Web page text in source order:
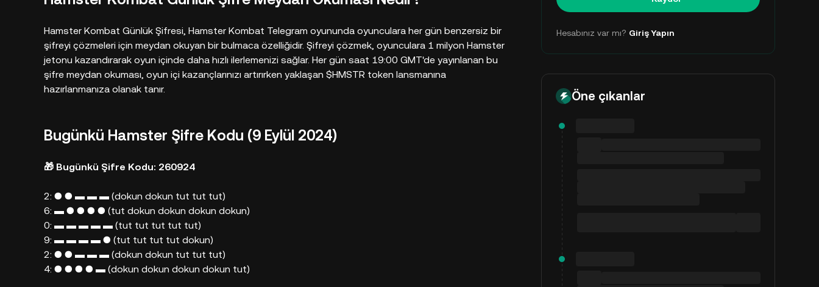
Hamster Kombat Günlük Şifresi, Hamster Kombat Telegram oyununda oyunculara her gün benzersiz bir
şifreyi çözmeleri için meydan okuyan bir bulmaca özelliğidir. Şifreyi çözmek, oyunculara 1 milyon Hamster
jetonu kazandırarak oyun içinde daha hızlı ilerlemenizi sağlar. Her gün saat 19:00 GMT'de yayınlanan bu
şifre meydan okuması, oyun içi kazançlarınızı artırırken yaklaşan $HMSTR token lansmanına
hazırlanmanıza olanak tanır.
Bugünkü Hamster Şifre Kodu (9 Eylül 2024)
🎁 Bugünkü Şifre Kodu: 260924
2: ● ● ▬ ▬ ▬ (dokun dokun tut tut tut)
6: ▬ ● ● ● ● (tut dokun dokun dokun dokun)
0: ▬ ▬ ▬ ▬ ▬ (tut tut tut tut tut)
9: ▬ ▬ ▬ ▬ ● (tut tut tut tut dokun)
2: ● ● ▬ ▬ ▬ (dokun dokun tut tut tut)
4: ● ● ● ● ▬ (dokun dokun dokun dokun tut)
Hesabınız var mı? Giriş Yapın
Öne çıkanlar